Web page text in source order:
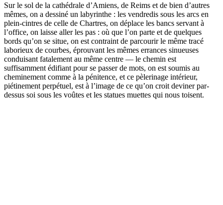
Sur le sol de la cathédrale d’Amiens, de Reims et de bien d’autres
mêmes, on a dessiné un labyrinthe : les vendredis sous les arcs en
plein-cintres de celle de Chartres, on déplace les bancs servant à
l’office, on laisse aller les pas : où que l’on parte et de quelques
bords qu’on se situe, on est contraint de parcourir le même tracé
laborieux de courbes, éprouvant les mêmes errances sinueuses
conduisant fatalement au même centre — le chemin est
suffisamment édifiant pour se passer de mots, on est soumis au
cheminement comme à la pénitence, et ce pèlerinage intérieur,
piétinement perpétuel, est à l’image de ce qu’on croit deviner par-
dessus soi sous les voûtes et les statues muettes qui nous toisent.